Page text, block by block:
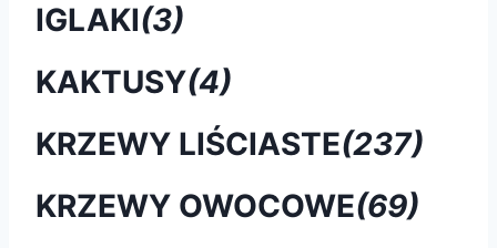
IGLAKI(3)
KAKTUSY(4)
KRZEWY LIŚCIASTE(237)
KRZEWY OWOCOWE(69)